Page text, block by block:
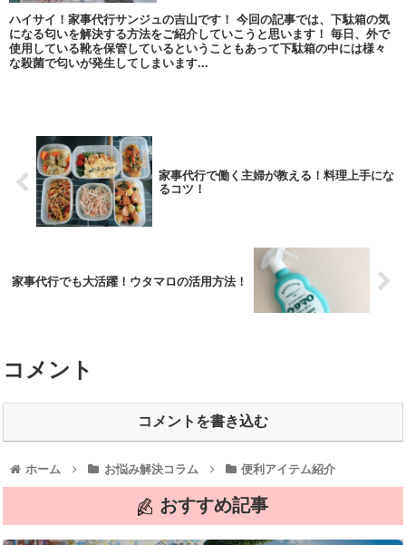
ハイサイ！家事代行サンジュの吉山です！ 今回の記事では、下駄箱の気
になる匂いを解決する方法をご紹介していこうと思います！ 毎日、外で
使用している靴を保管しているということもあって下駄箱の中には様々
な殺菌で匂いが発生してしまいます...
家事代行で働く主婦が教える！料理上手にな
るコツ！
家事代行でも大活躍！ウタマロの活用方法！
コメント
コメントを書き込む
ホーム お悩み解決コラム 便利アイテム紹介
おすすめ記事